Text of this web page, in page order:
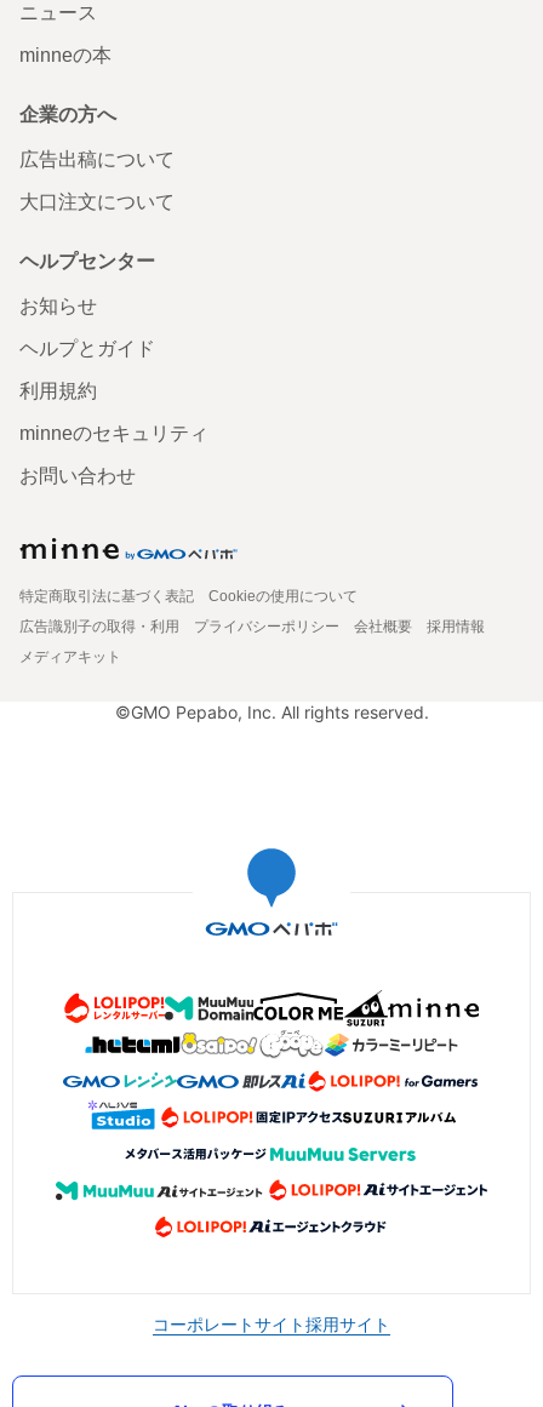
ニュース
minneの本
企業の方へ
広告出稿について
大口注文について
ヘルプセンター
お知らせ
ヘルプとガイド
利用規約
minneのセキュリティ
お問い合わせ
特定商取引法に基づく表記
Cookieの使用について
広告識別子の取得・利用
プライバシーポリシー 会社概要
採用情報
メディアキット
©GMO Pepabo, Inc. All rights reserved.
コーポレートサイト採用サイト